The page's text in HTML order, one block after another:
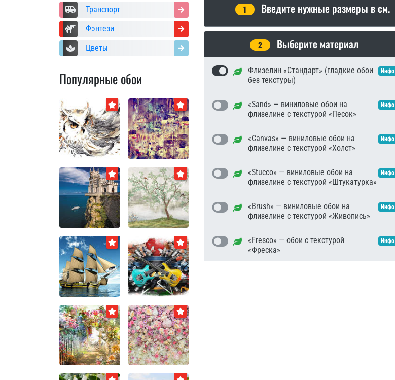
Транспорт
Фэнтези
Цветы
Популярные обои
1 Введите нужные размеры в см.
2 Выберите материал
Флизелин «Стандарт» (гладкие обои
без текстуры)
Инфо
«Sand» — виниловые обои на
флизелине с текстурой «Песок»
Инфо
«Canvas» — виниловые обои на
флизелине с текстурой «Холст»
Инфо
«Stucco» — виниловые обои на
флизелине с текстурой «Штукатурка»
Инфо
«Brush» — виниловые обои на
флизелине с текстурой «Живопись»
Инфо
«Fresco» — обои с текстурой
«Фреска»
Инфо